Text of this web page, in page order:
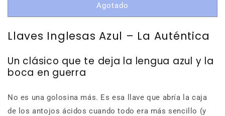
Inglesas
Pintalenguas
uds
Inglesas
Pintalenguas
uds
Agotado
Llaves Inglesas Azul – La Auténtica
Un clásico que te deja la lengua azul y la
boca en guerra
No es una golosina más. Es esa llave que abría la caja
de los antojos ácidos cuando todo era más sencillo (y